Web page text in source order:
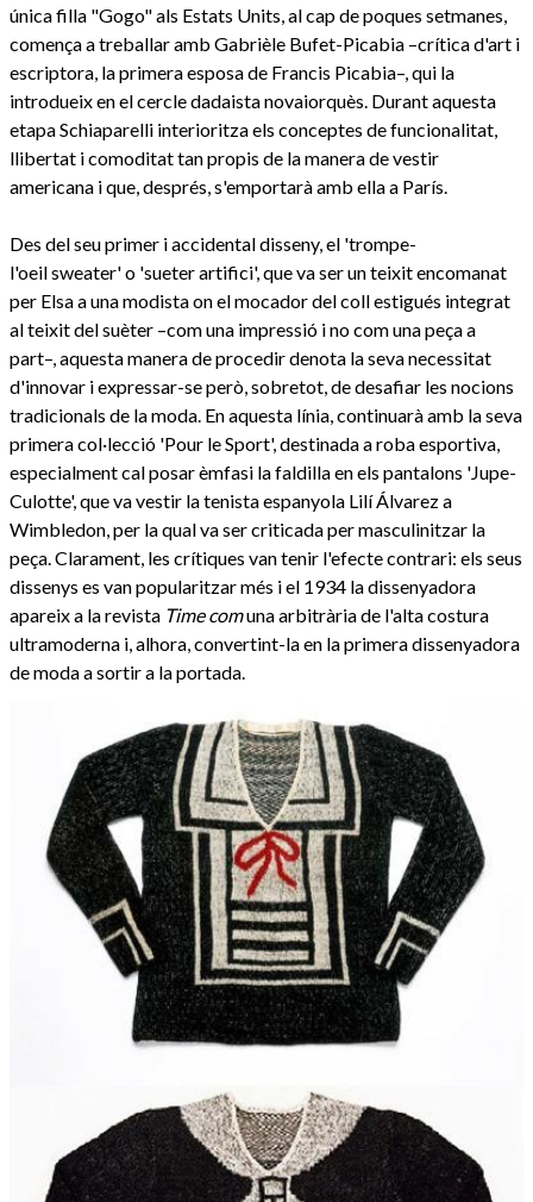
única filla "Gogo" als Estats Units, al cap de poques setmanes,
comença a treballar amb Gabrièle Bufet-Picabia –crítica d'art i
escriptora, la primera esposa de Francis Picabia–, qui la
introdueix en el cercle dadaista novaiorquès. Durant aquesta
etapa Schiaparelli interioritza els conceptes de funcionalitat,
llibertat i comoditat tan propis de la manera de vestir
americana i que, després, s'emportarà amb ella a París.
Des del seu primer i accidental disseny, el 'trompe-
l'oeil sweater' o 'sueter artifici', que va ser un teixit encomanat
per Elsa a una modista on el mocador del coll estigués integrat
al teixit del suèter –com una impressió i no com una peça a
part–, aquesta manera de procedir denota la seva necessitat
d'innovar i expressar-se però, sobretot, de desafiar les nocions
tradicionals de la moda. En aquesta línia, continuarà amb la seva
primera col·lecció 'Pour le Sport', destinada a roba esportiva,
especialment cal posar èmfasi la faldilla en els pantalons 'Jupe-
Culotte', que va vestir la tenista espanyola Lilí Álvarez a
Wimbledon, per la qual va ser criticada per masculinitzar la
peça. Clarament, les crítiques van tenir l'efecte contrari: els seus
dissenys es van popularitzar més i el 1934 la dissenyadora
apareix a la revista Time comuna arbitrària de l'alta costura
ultramoderna i, alhora, convertint-la en la primera dissenyadora
de moda a sortir a la portada.